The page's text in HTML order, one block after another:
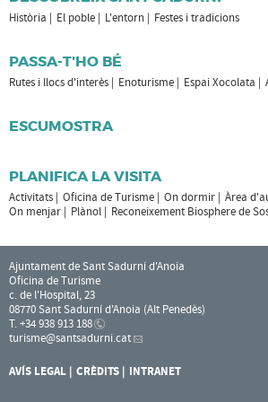
Història El poble L'entorn Festes i tradicions
PASSA-T'HO BÉ
Rutes i llocs d'interès Enoturisme Espai Xocolata
ESCUMOSTRA
PLANIFICA LA VISITA
Activitats Oficina de Turisme On dormir
Àrea
On menjar
Plànol Reconeixement Biosphere de
Ajuntament de Sant Sadurní d'Anoia
Oficina de Turisme
c. de l'Hospital, 23
08770 Sant Sadurní d'Anoia (Alt Penedès)
T. +34 938 913 188
turisme@santsadurni.cat
AVÍS LEGAL CRÈDITS INTRANET